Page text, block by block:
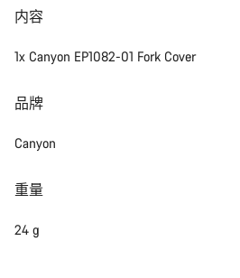
内容
1x Canyon EP1082-01 Fork Cover
品牌
Canyon
重量
24 g